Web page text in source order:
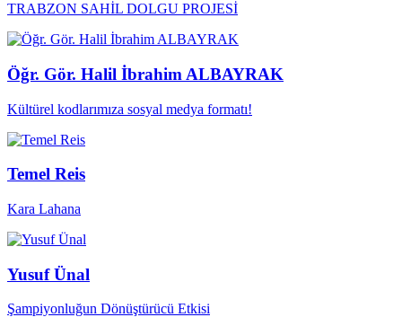
TRABZON SAHİL DOLGU PROJESİ
Öğr. Gör. Halil İbrahim ALBAYRAK
Kültürel kodlarımıza sosyal medya formatı!
Temel Reis
Kara Lahana
Yusuf Ünal
Şampiyonluğun Dönüştürücü Etkisi